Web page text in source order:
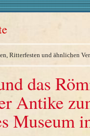
Ritterfesten und ähnlichen
das
Antike
Museum